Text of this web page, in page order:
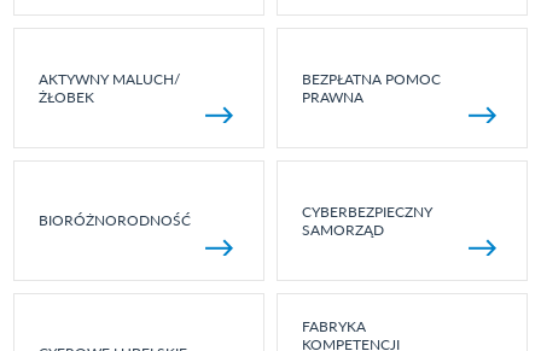
AKTYWNY MALUCH/
ŻŁOBEK
BEZPŁATNA POMOC
PRAWNA
BIORÓŻNORODNOŚĆ
CYBERBEZPIECZNY
SAMORZĄD
FABRYKA
KOMPETENCJI